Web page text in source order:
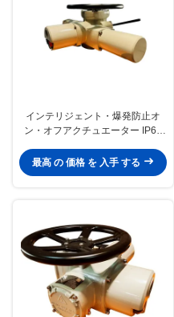
インテリジェント・爆発防止オ
ン・オフアクチュエーター IP67
最高 の 価格 を 入手 する